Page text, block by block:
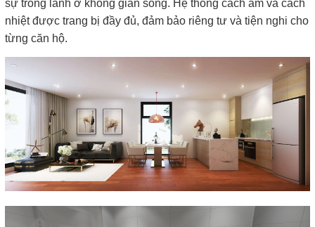
sự trong lành ở không gian sống. Hệ thống cách âm và cách
nhiệt được trang bị đầy đủ, đảm bảo riêng tư và tiện nghi cho
từng căn hộ.